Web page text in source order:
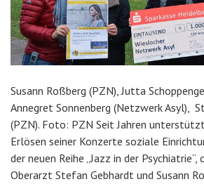
Susann Roßberg (PZN), Jutta
Annegret Sonnenberg (Netzwerk Asyl),
(PZN). Foto: PZN Seit Jahren
Erlösen seiner Konzerte soziale
der neuen Reihe „Jazz in der
Oberarzt Stefan Gebhardt und Susann